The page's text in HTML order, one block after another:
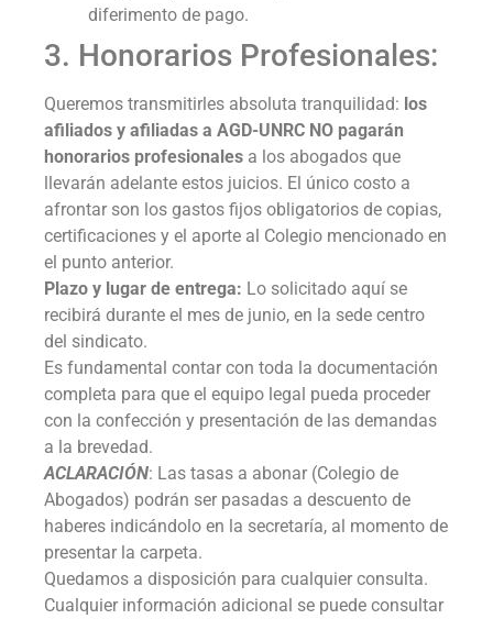
diferimento de pago.
3. Honorarios Profesionales:
Queremos transmitirles absoluta tranquilidad: los
afiliados y afiliadas a AGD-UNRC NO pagarán
honorarios profesionales a los abogados que
llevarán adelante estos juicios. El único costo a
afrontar son los gastos fijos obligatorios de copias,
certificaciones y el aporte al Colegio mencionado en
el punto anterior.
Plazo y lugar de entrega: Lo solicitado aquí se
recibirá durante el mes de junio, en la sede centro
del sindicato.
Es fundamental contar con toda la documentación
completa para que el equipo legal pueda proceder
con la confección y presentación de las demandas
a la brevedad.
ACLARACIÓN: Las tasas a abonar (Colegio de
Abogados) podrán ser pasadas a descuento de
haberes indicándolo en la secretaría, al momento de
presentar la carpeta.
Quedamos a disposición para cualquier consulta.
Cualquier información adicional se puede consultar